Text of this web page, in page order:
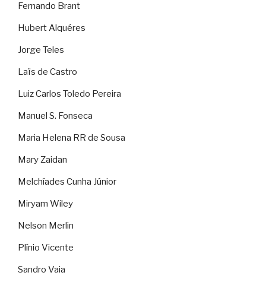
Fernando Brant
Hubert Alquéres
Jorge Teles
Laïs de Castro
Luiz Carlos Toledo Pereira
Manuel S. Fonseca
Maria Helena RR de Sousa
Mary Zaidan
Melchíades Cunha Júnior
Miryam Wiley
Nelson Merlin
Plínio Vicente
Sandro Vaia